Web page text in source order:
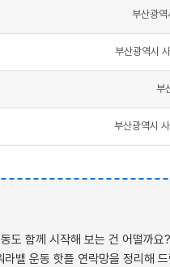
부산광
부산광역시
부
부산광역시
도 함께 시작해 보는 건 어떨까
밸 운동 핫플 연락망을 정리해